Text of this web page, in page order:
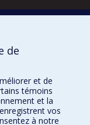
de
et de
témoins
et la
vos
à notre